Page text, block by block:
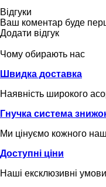
Відгуки
Ваш коментар буде
Додати відгук
Чому обирають нас
Швидка доставка
Наявність широкого
Гнучка система
Ми цінуємо кожного
Доступні ціни
Наші ексклюзивні